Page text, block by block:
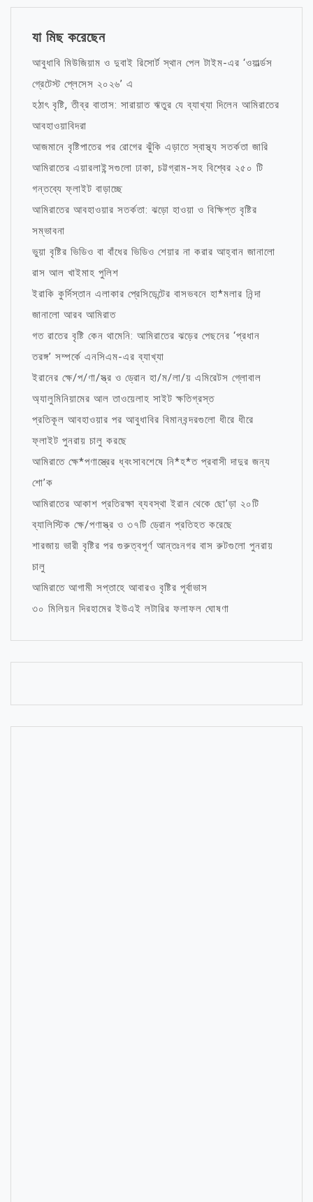
যা মিছ করেছেন
আবুধাবি মিউজিয়াম ও দুবাই রিসোর্ট স্থান পেল টাইম-এর ‘ওয়ার্ল্ডস
গ্রেটেস্ট প্লেসেস ২০২৬’ এ
হঠাৎ বৃষ্টি, তীব্র বাতাস: সারায়াত ঋতুর যে ব্যাখ্যা দিলেন আমিরাতের
আবহাওয়াবিদরা
আজমানে বৃষ্টিপাতের পর রোগের ঝুঁকি এড়াতে স্বাস্থ্য সতর্কতা জারি
আমিরাতের এয়ারলাইন্সগুলো ঢাকা, চট্টগ্রাম-সহ বিশ্বের ২৫০ টি
গন্তব্যে ফ্লাইট বাড়াচ্ছে
আমিরাতের আবহাওয়ার সতর্কতা: ঝড়ো হাওয়া ও বিক্ষিপ্ত বৃষ্টির
সম্ভাবনা
ভুয়া বৃষ্টির ভিডিও বা বাঁধের ভিডিও শেয়ার না করার আহ্বান জানালো
রাস আল খাইমাহ পুলিশ
ইরাকি কুর্দিস্তান এলাকার প্রেসিডেন্টের বাসভবনে হা*মলার নিন্দা
জানালো আরব আমিরাত
গত রাতের বৃষ্টি কেন থামেনি: আমিরাতের ঝড়ের পেছনের ‘প্রধান
তরঙ্গ’ সম্পর্কে এনসিএম-এর ব্যাখ্যা
ইরানের ক্ষে/প/ণা/স্ত্র ও ড্রোন হা/ম/লা/য় এমিরেটস গ্লোবাল
অ্যালুমিনিয়ামের আল তাওয়েলাহ সাইট ক্ষতিগ্রস্ত
প্রতিকূল আবহাওয়ার পর আবুধাবির বিমানবন্দরগুলো ধীরে ধীরে
ফ্লাইট পুনরায় চালু করছে
আমিরাতে ক্ষে*পণাস্ত্রের ধ্বংসাবশেষে নি*হ*ত প্রবাসী দাদুর জন্য
শো’ক
আমিরাতের আকাশ প্রতিরক্ষা ব্যবস্থা ইরান থেকে ছো’ড়া ২০টি
ব্যালিস্টিক ক্ষে/পণাস্ত্র ও ৩৭টি ড্রোন প্রতিহত করেছে
শারজায় ভারী বৃষ্টির পর গুরুত্বপূর্ণ আন্তঃনগর বাস রুটগুলো পুনরায়
চালু
আমিরাতে আগামী সপ্তাহে আবারও বৃষ্টির পূর্বাভাস
৩০ মিলিয়ন দিরহামের ইউএই লটারির ফলাফল ঘোষণা